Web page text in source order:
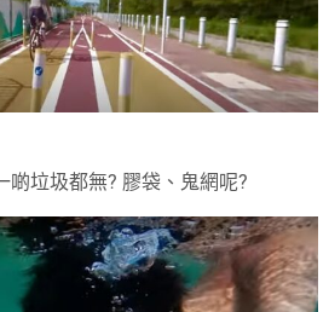
啲垃圾都無? 膠袋、鬼網呢?